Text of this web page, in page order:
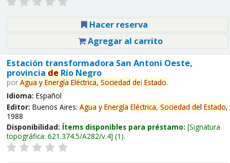
Hacer reserva
Agregar al carrito
Estación transformadora San Antoni Oeste,
provincia deRío Negro
por Agua y Energía Eléctrica, Sociedad del Estado.
Idioma: Español
Editor: Buenos Aires: Agua y Energía Eléctrica, Sociedad del Estado,
1988
Disponibilidad: Ítems disponibles para préstamo: Signatura
topográfica: 621.374.5/A282/v.4 (1).